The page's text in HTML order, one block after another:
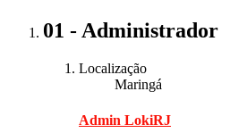
01 - Administrador
Localização
Maringá
Admin LokiRJ